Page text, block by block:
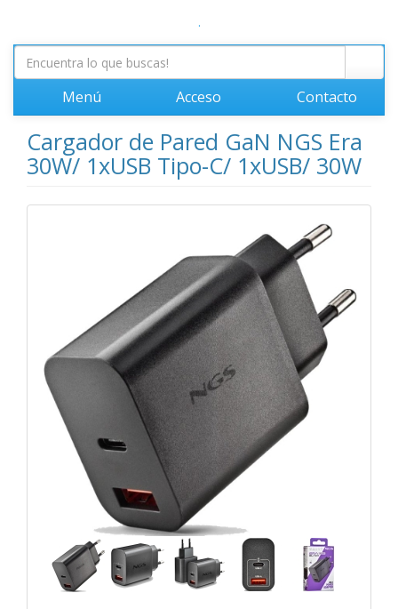
.
Menú Acceso Contacto
Cargador de Pared GaN NGS Era
30W/ 1xUSB Tipo-C/ 1xUSB/ 30W